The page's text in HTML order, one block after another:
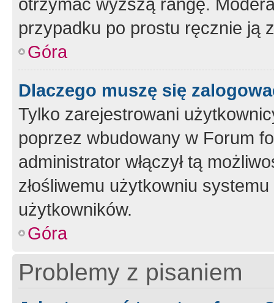
przypadku po prostu ręcznie ją
Góra
Dlaczego muszę się
Tylko zarejestrowani
poprzez wbudowany w Forum
administrator włączył tą
złośliwemu użytkowniu
użytkowników.
Góra
Problemy z pisaniem